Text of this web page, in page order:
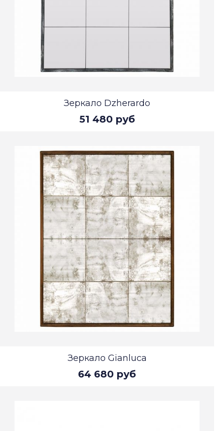
Зеркало Dzherardo
51 480 руб
Зеркало Gianluca
64 680 руб